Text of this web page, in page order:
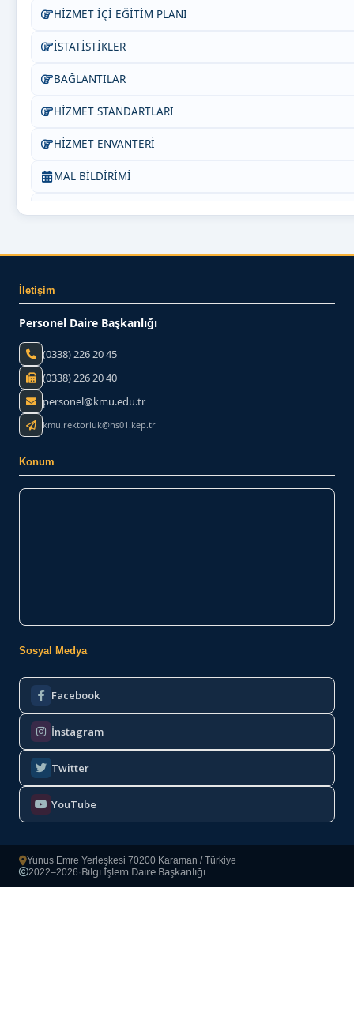
HİZMET İÇİ EĞİTİM PLANI
İSTATİSTİKLER
BAĞLANTILAR
HİZMET STANDARTLARI
HİZMET ENVANTERİ
MAL BİLDİRİMİ
İletişim
Personel Daire Başkanlığı
(0338) 226 20 45
(0338) 226 20 40
personel@kmu.edu.tr
kmu.rektorluk@hs01.kep.tr
Konum
Sosyal Medya
Facebook
İnstagram
Twitter
YouTube
Yunus Emre Yerleşkesi 70200 Karaman / Türkiye
Copyright
2022–2026·Bilgi İşlem Daire Başkanlığı